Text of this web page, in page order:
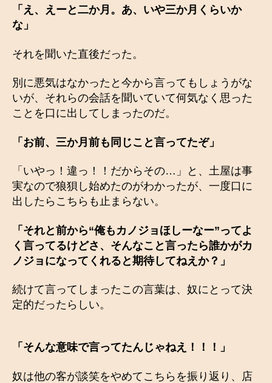
「え、えーと二か月。あ、いや三か月くらいか
な」
それを聞いた直後だった。
別に悪気はなかったと今から言ってもしょうがな
いが、それらの会話を聞いていて何気なく思った
ことを口に出してしまったのだ。
「お前、三か月前も同じこと言ってたぞ」
「いやっ！違っ！！だからその…」と、土屋は事
実なので狼狽し始めたのがわかったが、一度口に
出したらこちらも止まらない。
「それと前から“俺もカノジョほしーなー”ってよ
く言ってるけどさ、そんなこと言ったら誰かがカ
ノジョになってくれると期待してねえか？」
続けて言ってしまったこの言葉は、奴にとって決
定的だったらしい。
「そんな意味で言ってたんじゃねえ！！！」
奴は他の客が談笑をやめてこちらを振り返り、店